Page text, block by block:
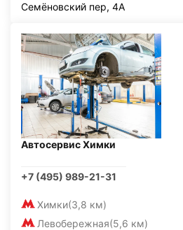
Семёновский пер, 4А
Автосервис Химки
+7 (495) 989-21-31
Химки(3,8 км)
Левобережная(5,6 км)